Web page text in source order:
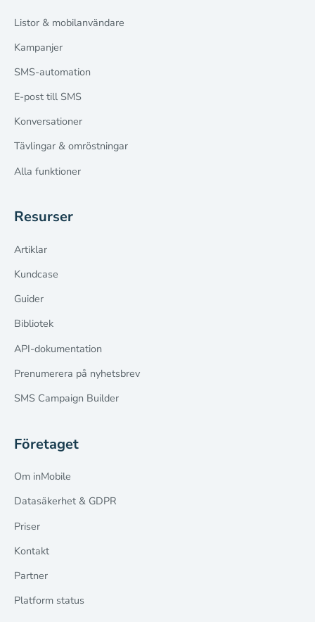
Listor & mobilanvändare
Kampanjer
SMS-automation
E-post till SMS
Konversationer
Tävlingar & omröstningar
Alla funktioner
Resurser
Artiklar
Kundcase
Guider
Bibliotek
API-dokumentation
Prenumerera på nyhetsbrev
SMS Campaign Builder
Företaget
Om inMobile
Datasäkerhet & GDPR
Priser
Kontakt
Partner
Platform status